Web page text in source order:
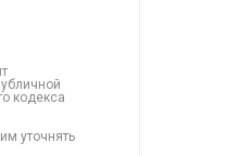
кодекса
уточнять